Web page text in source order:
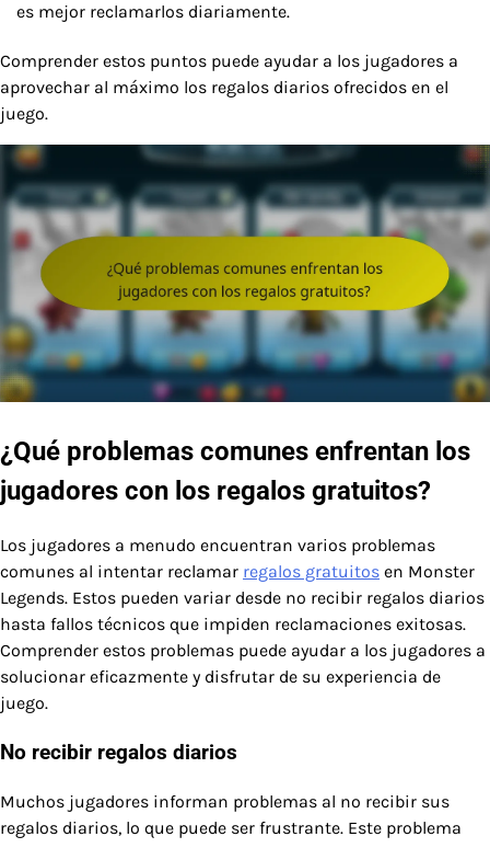
es mejor reclamarlos diariamente.
Comprender estos puntos puede ayudar a los jugadores a
aprovechar al máximo los regalos diarios ofrecidos en el
juego.
¿Qué problemas comunes enfrentan los
jugadores con los regalos gratuitos?
Los jugadores a menudo encuentran varios problemas
comunes al intentar reclamar regalos gratuitos en Monster
Legends. Estos pueden variar desde no recibir regalos diarios
hasta fallos técnicos que impiden reclamaciones exitosas.
Comprender estos problemas puede ayudar a los jugadores a
solucionar eficazmente y disfrutar de su experiencia de
juego.
No recibir regalos diarios
Muchos jugadores informan problemas al no recibir sus
regalos diarios, lo que puede ser frustrante. Este problema